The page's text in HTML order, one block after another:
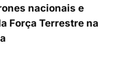
nacionais e
Força Terrestre na